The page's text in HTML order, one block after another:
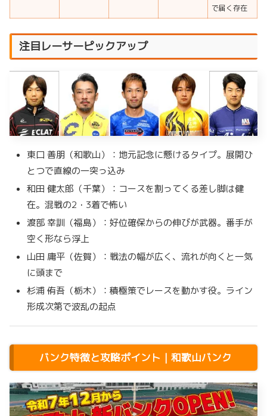
で届く存在
注目レーサーピックアップ
東口 善朋（和歌山）：地元記念に懸けるタイプ。展開ひ
とつで直線の一突っ込み
和田 健太郎（千葉）：コースを割ってくる差し脚は健
在。混戦の2・3着で怖い
渡部 幸訓（福島）：好位確保からの伸びが武器。番手が
空く形なら浮上
山田 庸平（佐賀）：戦法の幅が広く、流れが向くと一気
に頭まで
杉浦 侑吾（栃木）：積極策でレースを動かす役。ライン
形成次第で波乱の起点
バンク特徴と攻略ポイント｜和歌山バンク